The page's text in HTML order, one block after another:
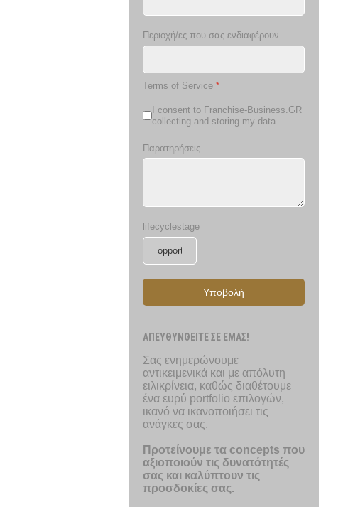
Περιοχή/ες που σας ενδιαφέρουν
Terms of Service *
I consent to Franchise-Business.GR
collecting and storing my data
Παρατηρήσεις
lifecyclestage
Υποβολή
ΑΠΕΥΘΥΝΘΕΙΤΕ ΣΕ ΕΜΑΣ!
Σας ενημερώνουμε
αντικειμενικά και με απόλυτη
ειλικρίνεια, καθώς διαθέτουμε
ένα ευρύ portfolio επιλογών,
ικανό να ικανοποιήσει τις
ανάγκες σας.
Προτείνουμε τα concepts που
αξιοποιούν τις δυνατότητές
σας και καλύπτουν τις
προσδοκίες σας.